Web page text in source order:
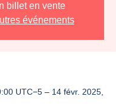
billet en vente
événements
UTC−5 – 14 févr. 2025,